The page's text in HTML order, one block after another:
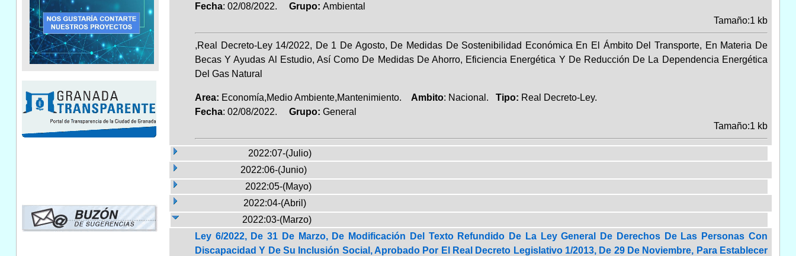
Fecha: 02/08/2022. Grupo: Ambiental
Tamaño:1 kb
,Real Decreto-Ley 14/2022, De 1 De Agosto, De Medidas De Sostenibilidad Económica En El Ámbito Del Transporte, En Materia De
Becas Y Ayudas Al Estudio, Así Como De Medidas De Ahorro, Eficiencia Energética Y De Reducción De La Dependencia Energética
Del Gas Natural
Area: Economía,Medio Ambiente,Mantenimiento. Ambito: Nacional. Tipo: Real Decreto-Ley.
Fecha: 02/08/2022. Grupo: General
Tamaño:1 kb
2022:07-(Julio)
2022:06-(Junio)
2022:05-(Mayo)
2022:04-(Abril)
2022:03-(Marzo)
Ley 6/2022, De 31 De Marzo, De Modificación Del Texto Refundido De La Ley General De Derechos De Las Personas Con
Discapacidad Y De Su Inclusión Social, Aprobado Por El Real Decreto Legislativo 1/2013, De 29 De Noviembre, Para Establecer